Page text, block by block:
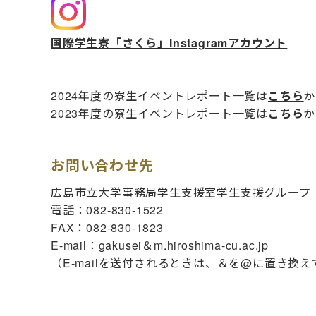
国際学生寮「さくら」Instagramアカウント
2024年度の寮生イベントレポート一覧はこちら
2023年度の寮生イベントレポート一覧はこちら
お問い合わせ先
広島市立大学事務局学生支援室学生支援グループ
電話：082-830-1522
FAX：082-830-1823
E-mail：gakusei＆m.hiroshima-cu.ac.jp
（E-mailを送付されるときは、＆を@に置き換え